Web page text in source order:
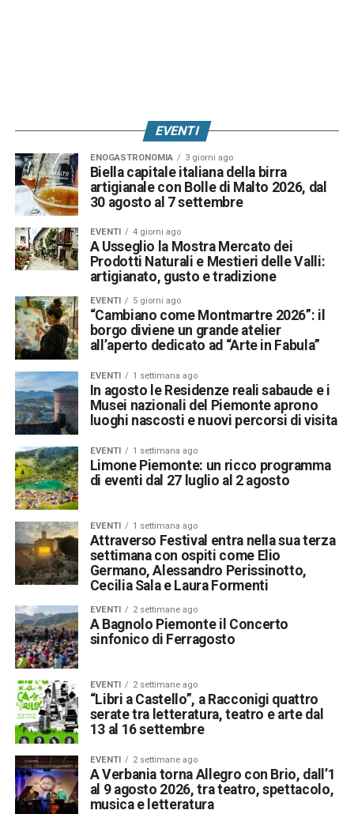
EVENTI
ENOGASTRONOMIA 3 giorni ago
Biella capitale italiana della birra
artigianale con Bolle di Malto 2026, dal
30 agosto al 7 settembre
EVENTI 4 giorni ago
A Usseglio la Mostra Mercato dei
Prodotti Naturali e Mestieri delle Valli:
artigianato, gusto e tradizione
EVENTI 5 giorni ago
“Cambiano come Montmartre 2026”: il
borgo diviene un grande atelier
all’aperto dedicato ad “Arte in Fabula”
EVENTI 1 settimana ago
In agosto le Residenze reali sabaude e i
Musei nazionali del Piemonte aprono
luoghi nascosti e nuovi percorsi di visita
EVENTI 1 settimana ago
Limone Piemonte: un ricco programma
di eventi dal 27 luglio al 2 agosto
EVENTI 1 settimana ago
Attraverso Festival entra nella sua terza
settimana con ospiti come Elio
Germano, Alessandro Perissinotto,
Cecilia Sala e Laura Formenti
EVENTI 2 settimane ago
A Bagnolo Piemonte il Concerto
sinfonico di Ferragosto
EVENTI 2 settimane ago
“Libri a Castello”, a Racconigi quattro
serate tra letteratura, teatro e arte dal
13 al 16 settembre
EVENTI 2 settimane ago
A Verbania torna Allegro con Brio, dall’1
al 9 agosto 2026, tra teatro, spettacolo,
musica e letteratura